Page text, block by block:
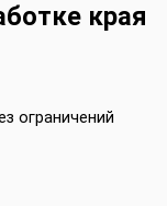
края
ограничений